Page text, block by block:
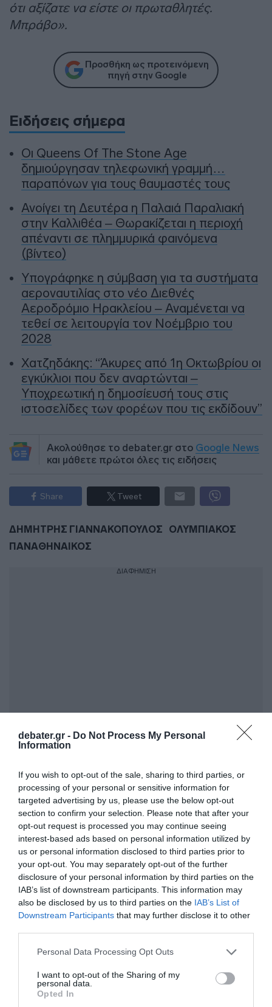
debater.gr - Do Not Process My Personal
Information
If you wish to opt-out of the sale, sharing to third parties, or
processing of your personal or sensitive information for
targeted advertising by us, please use the below opt-out
section to confirm your selection. Please note that after your
opt-out request is processed you may continue seeing
interest-based ads based on personal information utilized by
us or personal information disclosed to third parties prior to
your opt-out. You may separately opt-out of the further
disclosure of your personal information by third parties on the
IAB’s list of downstream participants. This information may
also be disclosed by us to third parties on the IAB’s List of
Downstream Participants that may further disclose it to other
Please note that this website/app uses one or more Google
not limited to your visit or usage behaviour. You may click to
grant or deny consent to Google and its third-party tags to
use your data for below specified purposes in below Google
Personal Data Processing Opt Outs
I want to opt-out of the Sharing of my
personal data.
Opted In
ότι αξίζατε να είστε οι πρωταθλητές.
Μπράβο».
Προσθήκη ως προτεινόμενη
πηγή στην Google
Ειδήσεις σήμερα
Οι Queens Of The Stone Age
δημιούργησαν τηλεφωνική γραμμή…
παραπόνων για τους θαυμαστές τους
Ανοίγει τη Δευτέρα η Παλαιά Παραλιακή
στην Καλλιθέα – Θωρακίζεται η περιοχή
απέναντι σε πλημμυρικά φαινόμενα
(βίντεο)
Υπογράφηκε η σύμβαση για τα συστήματα
αεροναυτιλίας στο νέο Διεθνές
Αεροδρόμιο Ηρακλείου – Αναμένεται να
τεθεί σε λειτουργία τον Νοέμβριο του
2028
Χατζηδάκης: “Άκυρες από 1η Οκτωβρίου οι
εγκύκλιοι που δεν αναρτώνται –
Υποχρεωτική η δημοσίευσή τους στις
ιστοσελίδες των φορέων που τις εκδίδουν”
Ακολούθησε το debater.gr στο Google News
και μάθετε πρώτοι όλες τις ειδήσεις
Share Tweet
ΔΗΜΗΤΡΗΣ ΓΙΑΝΝΑΚΟΠΟΥΛΟΣ
ΟΛΥΜΠΙΑΚΟΣ
ΠΑΝΑΘΗΝΑΙΚΟΣ
ΔΙΑΦΗΜΙΣΗ
ΣΧΟΛΙΑ